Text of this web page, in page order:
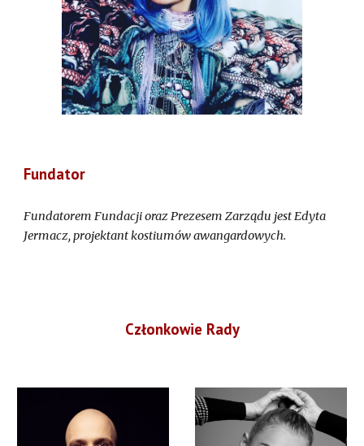
Fundator
Fundatorem Fundacji oraz Prezesem Zarządu jest Edyta
Jermacz, projektant kostiumów awangardowych.
Członkowie Rady